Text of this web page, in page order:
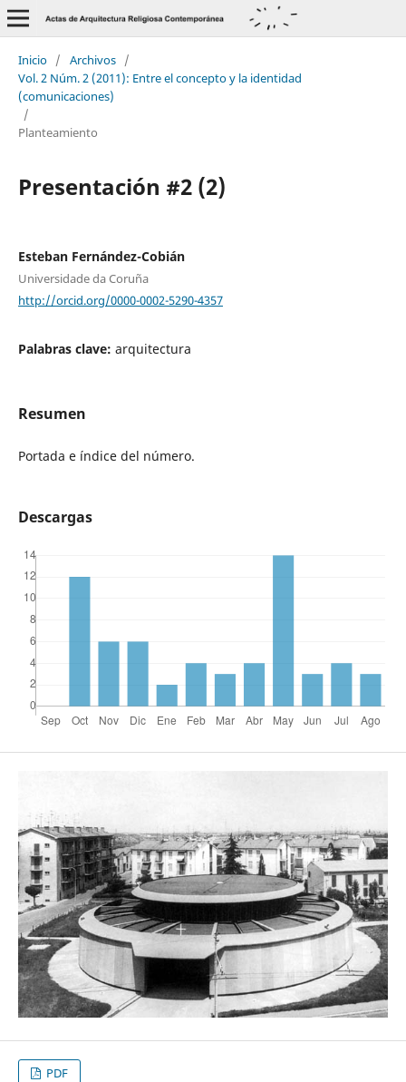
Inicio / Archivos /
Vol. 2 Núm. 2 (2011): Entre el concepto y la identidad
(comunicaciones)
/
Planteamiento
Presentación #2 (2)
Esteban Fernández-Cobián
Universidade da Coruña
http://orcid.org/0000-0002-5290-4357
Palabras clave: arquitectura
Resumen
Portada e índice del número.
Descargas
PDF